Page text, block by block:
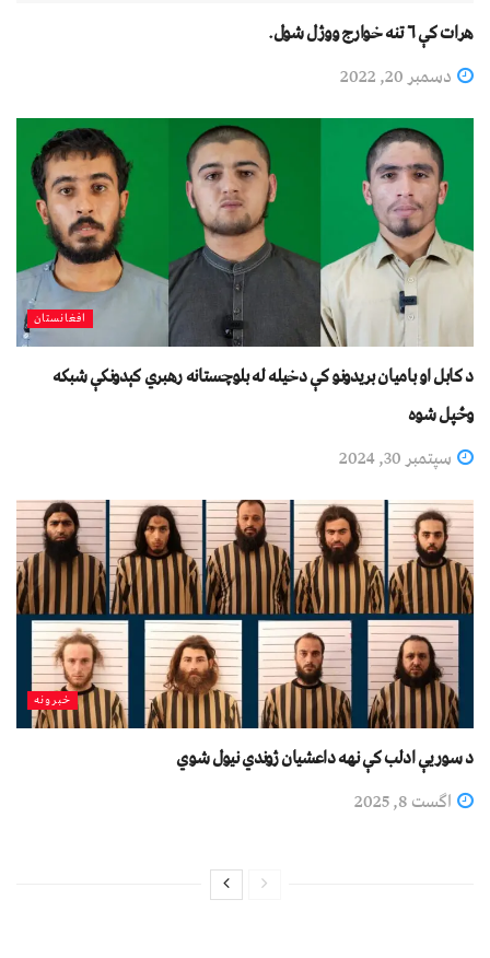
هرات کې ۶ تنه خوارج ووژل شول.
دسمبر 20, 2022
افغانستان
د کابل او بامیان بریدونو کې دخیله له بلوچستانه رهبري کېدونکې شبکه
وځپل شوه
سپتمبر 30, 2024
خبرونه
د سوریې ادلب کې نهه داعشیان ژوندي نیول شوي
اگست 8, 2025